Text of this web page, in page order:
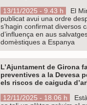
13/11/2025 - 9.43 h
El
publicat avui una ordre
s’hagin confirmat diversos
d’influença en aus
domèstiques a Espanya
L’Ajuntament de Girona
preventives a la Devesa
els riscos de caiguda
12/11/2025 - 18.06 h